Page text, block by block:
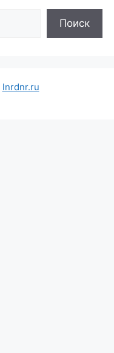
Поиск
lnrdnr.ru